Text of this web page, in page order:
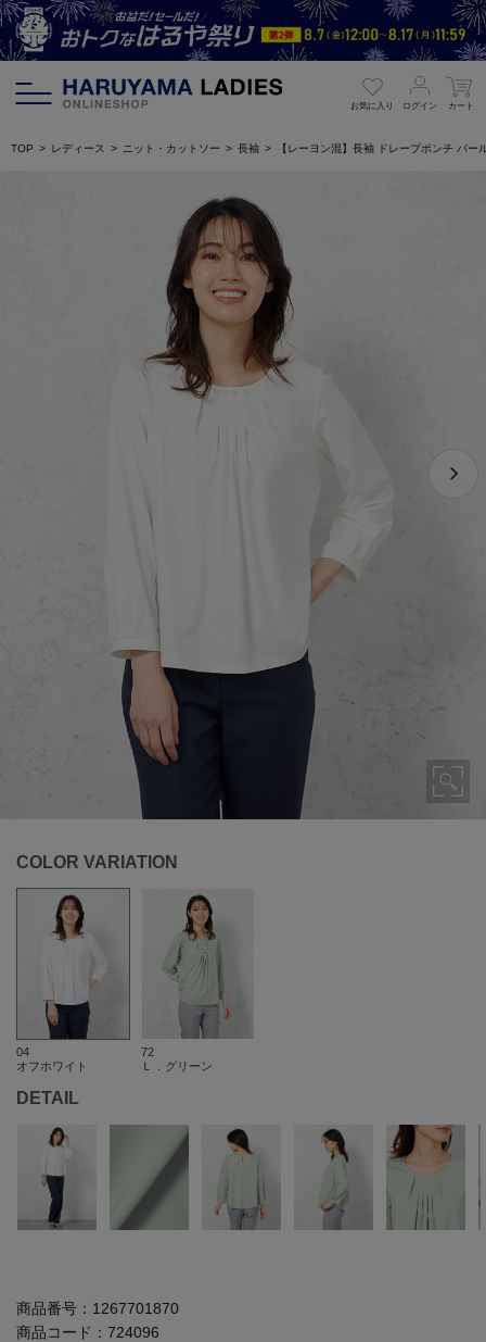
お気に入り ログイン カート
TOP レディース ニット・カットソー 長袖 【レーヨン混】長袖 ドレープポンチ パ
COLOR VARIATION
04
オフホワイト
72
Ｌ．グリーン
DETAIL
商品番号： 1267701870
商品コード： 724096